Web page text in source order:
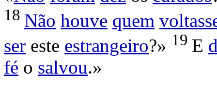
18 Não houve quem
ser este estrangeiro?» 19 E
fé o salvou.»